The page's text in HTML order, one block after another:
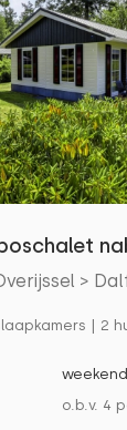
5 10
(max.
1 2
>
| 2
o.b.v. 4